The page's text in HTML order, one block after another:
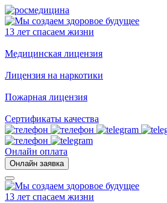
13 лет спасаем жизни
Медицинская лицензия
Лицензия на наркотики
Пожарная лицензия
Сертификаты качества
Онлайн оплата
Онлайн заявка
13 лет спасаем жизни